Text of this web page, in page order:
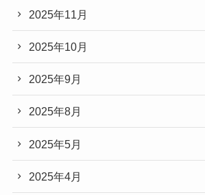
2025年11月
2025年10月
2025年9月
2025年8月
2025年5月
2025年4月